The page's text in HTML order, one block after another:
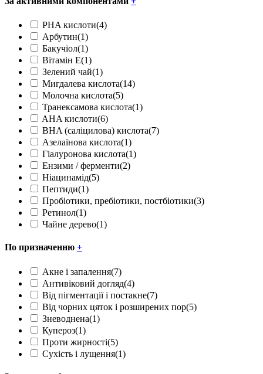
PHA кислоти(4)
Арбутин(1)
Бакучіол(1)
Вітамін Е(1)
Зелений чай(1)
Мигдалева кислота(14)
Молочна кислота(5)
Транексамова кислота(1)
AHA кислоти(6)
BHA (саліцилова) кислота(7)
Азелаїнова кислота(1)
Гіалуронова кислота(1)
Ензими / ферменти(2)
Ніацинамід(5)
Пептиди(1)
Пробіотики, пребіотики, постбіотики(3)
Ретинол(1)
Чайне дерево(1)
По призначенню +
Акне і запалення(7)
Антивіковий догляд(4)
Від пігментації і постакне(7)
Від чорних цяток і розширених пор(5)
Зневоднена(1)
Купероз(1)
Проти жирності(5)
Сухість і лущення(1)